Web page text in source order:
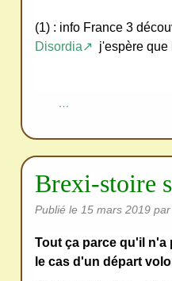
(1) : info France 3
Disordia↗ j'espère que
…
Brexi-stoire
Publié le 15 mars 2019
Tout ça parce qu'il n'a
le cas d'un départ